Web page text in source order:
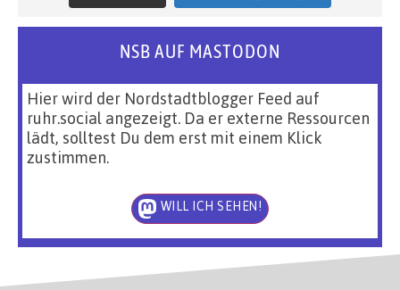
NSB AUF MASTODON
Hier wird der Nordstadtblogger Feed auf
ruhr.social angezeigt. Da er externe Ressourcen
lädt, solltest Du dem erst mit einem Klick
zustimmen.
WILL ICH SEHEN!